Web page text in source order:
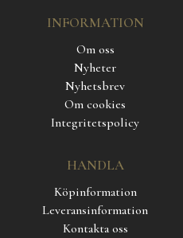
INFORMATION
Om oss
Nyheter
Nyhetsbrev
Om cookies
Integritetspolicy
HANDLA
Köpinformation
Leveransinformation
Kontakta oss